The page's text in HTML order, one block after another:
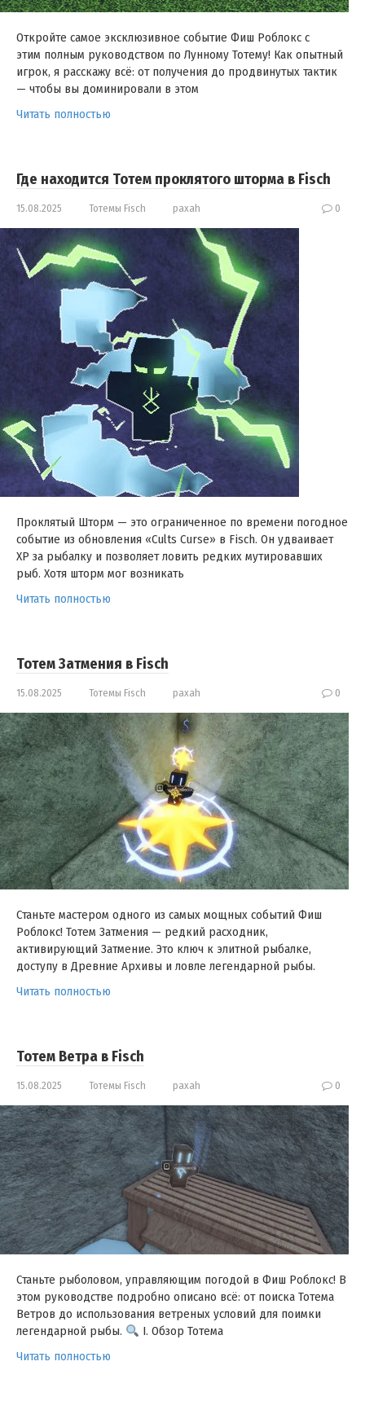
Откройте самое эксклюзивное событие Фиш Роблокс с
этим полным руководством по Лунному Тотему! Как опытный
игрок, я расскажу всё: от получения до продвинутых тактик
— чтобы вы доминировали в этом
Читать полностью
Где находится Тотем проклятого шторма в Fisch
15.08.2025 Тотемы Fisch paxah 0
Проклятый Шторм — это ограниченное по времени погодное
событие из обновления «Cults Curse» в Fisch. Он удваивает
XP за рыбалку и позволяет ловить редких мутировавших
рыб. Хотя шторм мог возникать
Читать полностью
Тотем Затмения в Fisch
15.08.2025 Тотемы Fisch paxah 0
Станьте мастером одного из самых мощных событий Фиш
Роблокс! Тотем Затмения — редкий расходник,
активирующий Затмение. Это ключ к элитной рыбалке,
доступу в Древние Архивы и ловле легендарной рыбы.
Читать полностью
Тотем Ветра в Fisch
15.08.2025 Тотемы Fisch paxah 0
Станьте рыболовом, управляющим погодой в Фиш Роблокс! В
этом руководстве подробно описано всё: от поиска Тотема
Ветров до использования ветреных условий для поимки
легендарной рыбы.
I. Обзор Тотема
Читать полностью